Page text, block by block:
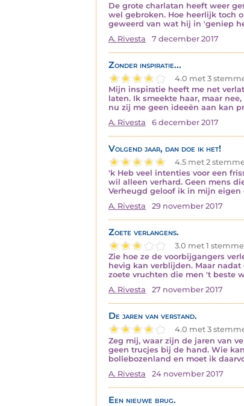
De grote charlatan heeft weer
wel gebroken. Hoe heerlijk toch
geweerd van wat hij in 'geniep
A. Rivesta
7 december 2017
Zonder inspiratie...
4.0 met 3
Mijn inspiratie heeft me net
laten. Ik smeekte haar, maar
nu zij me geen ideeën aan kan
A. Rivesta
6 december 2017
Volgend jaar, dan doe ik het!
4.5 met 2
'k Heb veel intenties voor een
wil alleen verhard. Geen mens
Verheugd geloof ik in mijn eigen
A. Rivesta
29 november 2017
Zoete verlangens.
3.0 met 1
Zie hoe ze de voorbijgangers
hevig kan verblijden. Maar
zoete vruchten die men 't beste
A. Rivesta
27 november 2017
De jaren van verstand.
4.0 met 3
Zeg mij, waar zijn de jaren van
geen trucjes bij de hand. Wie
bollebozenland en moet ik
A. Rivesta
24 november 2017
Een nieuwe brug.